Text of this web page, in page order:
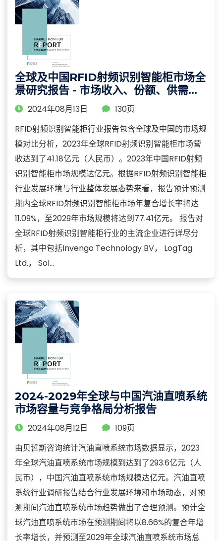
全球及中国RFID射频识别智能柜市场全
景研究报告 - 市场收入、份额、供需、
及趋势分析
2024年08月13日
130页
RFID射频识别智能柜行业报告包含全球及中国的市场规
模对比分析，2023年全球RFID射频识别智能柜市场营
收达到了41.18亿元（人民币）。2023年中国RFID射频
识别智能柜市场规模达亿元。根据RFID射频识别智能柜
行业发展环境与行业整体发展态势来看，报告预计预测
期内全球RFID射频识别智能柜市场年复合增长率将达
11.09%，至2029年市场规模将达到77.41亿元。 报告对
全球RFID射频识别智能柜行业的主流企业进行详尽分
析，其中包括Invengo Technology BV， LogTag
Ltd.， Sol...
2024-2029年全球与中国汽油直喷系统
市场容量与竞争格局分析报告
2024年08月12日
109页
由贝哲斯咨询统计汽油直喷系统市场数据显示，2023
年全球汽油直喷系统市场规模到达到了293.6亿元（人
民币），中国汽油直喷系统市场规模达亿元。汽油直喷
系统行业调研报告结合行业发展环境和市场动态，对预
测期间汽油直喷系统市场趋势做出了合理预测。预计全
球汽油直喷系统市场在预测期间将以8.66%的复合年增
长率增长，并预测至2029年全球汽油直喷系统市场总